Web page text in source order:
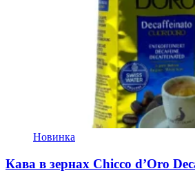
Новинка
Кава в зернах Chicco d’Oro